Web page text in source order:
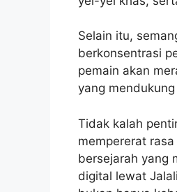
Selain itu,
berkonsentrasi
pemain akan
yang
Tidak kalah
mempererat
bersejarah yang
digital lewat